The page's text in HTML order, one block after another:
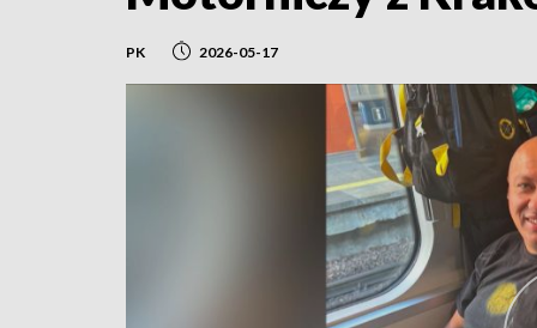
PK 2026-05-17